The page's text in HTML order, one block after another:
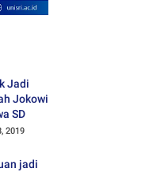
Jadi
Jokowi
SD
2019
jadi